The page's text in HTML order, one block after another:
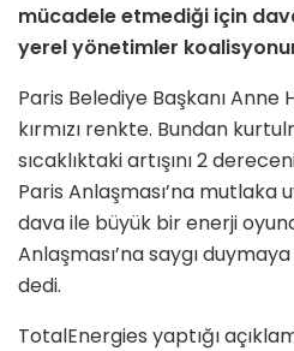
mücadele etmediği için
yerel yönetimler
Paris Belediye Başkanı Anne
kırmızı renkte. Bundan
sıcaklıktaki artışını 2
Paris Anlaşması’na mutlaka
dava ile büyük bir enerji
Anlaşması’na saygı
dedi.
TotalEnergies yaptığı